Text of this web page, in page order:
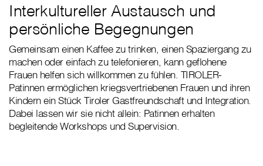
Interkultureller Austausch und
persönliche Begegnungen
Gemeinsam einen Kaffee zu trinken, einen Spaziergang zu
machen oder einfach zu telefonieren, kann geflohene
Frauen helfen sich willkommen zu fühlen. TIROLER-
Patinnen ermöglichen kriegsvertriebenen Frauen und ihren
Kindern ein Stück Tiroler Gastfreundschaft und Integration.
Dabei lassen wir sie nicht allein: Patinnen erhalten
begleitende Workshops und Supervision.